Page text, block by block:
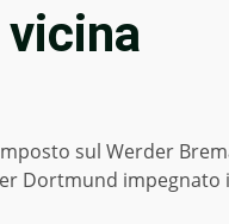
imposto sul Werder
Dortmund